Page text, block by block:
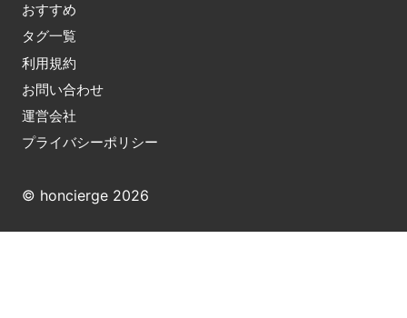
おすすめ
タグ一覧
利用規約
お問い合わせ
運営会社
プライバシーポリシー
© honcierge 2026